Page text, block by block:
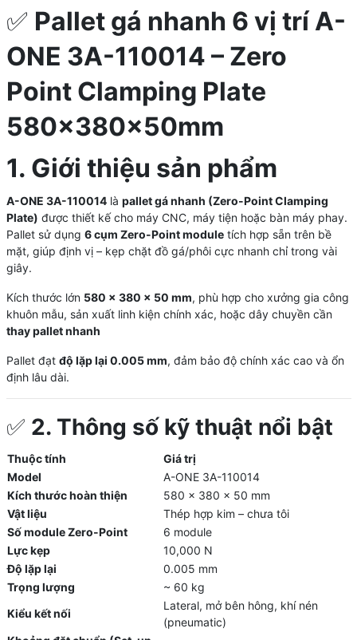
✅ Pallet gá nhanh 6 vị trí A-
ONE 3A-110014 – Zero
Point Clamping Plate
580×380×50mm
1. Giới thiệu sản phẩm
A-ONE 3A-110014là pallet gá nhanh (Zero-Point Clamping
Plate) được thiết kế cho máy CNC, máy tiện hoặc bàn máy phay.
Pallet sử dụng 6 cụm Zero-Point moduletích hợp sẵn trên bề
mặt, giúp định vị – kẹp chặt đồ gá/phôi cực nhanh chỉ trong vài
giây.
Kích thước lớn 580 × 380 × 50 mm, phù hợp cho xưởng gia công
khuôn mẫu, sản xuất linh kiện chính xác, hoặc dây chuyền cần
thay pallet nhanh
Pallet đạt độ lặp lại 0.005 mm, đảm bảo độ chính xác cao và ổn
định lâu dài.
✅ 2. Thông số kỹ thuật nổi bật
Thuộc tính
Giá trị
Model
A-ONE 3A-110014
Kích thước hoàn thiện
580 × 380 × 50 mm
Vật liệu
Thép hợp kim – chưa tôi
Số module Zero-Point
6 module
Lực kẹp
10,000 N
Độ lặp lại
0.005 mm
Trọng lượng
~ 60 kg
Kiểu kết nối
Lateral, mở bên hông, khí nén
(pneumatic)